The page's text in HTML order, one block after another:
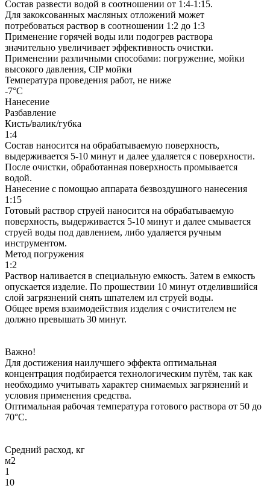
Состав развести водой в соотношении от 1:4-1:15.
Для закоксованных масляных отложений может
потребоваться раствор в соотношении 1:2 до 1:3
Применение горячей воды или подогрев раствора
значительно увеличивает эффективность очистки.
Применении различными способами: погружение, мойки
высокого давления, CIP мойки
Температура проведения работ, не ниже
-7°С
Нанесение
Разбавление
Кисть/валик/губка
1:4
Состав наносится на обрабатываемую поверхность,
выдерживается 5-10 минут и далее удаляется с поверхности.
После очистки, обработанная поверхность промывается
водой.
Нанесение с помощью аппарата безвоздушного нанесения
1:15
Готовый раствор струей наносится на обрабатываемую
поверхность, выдерживается 5-10 минут и далее смывается
струей воды под давлением, либо удаляется ручным
инструментом.
Метод погружения
1:2
Раствор наливается в специальную емкость. Затем в емкость
опускается изделие. По прошествии 10 минут отделившийся
слой загрязнений снять шпателем ил струей воды.
Общее время взаимодействия изделия с очистителем не
должно превышать 30 минут.
Важно!
Для достижения наилучшего эффекта оптимальная
концентрация подбирается технологическим путём, так как
необходимо учитывать характер снимаемых загрязнений и
условия применения средства.
Оптимальная рабочая температура готового раствора от 50 до
70°С.
Средний расход, кг
м2
1
10